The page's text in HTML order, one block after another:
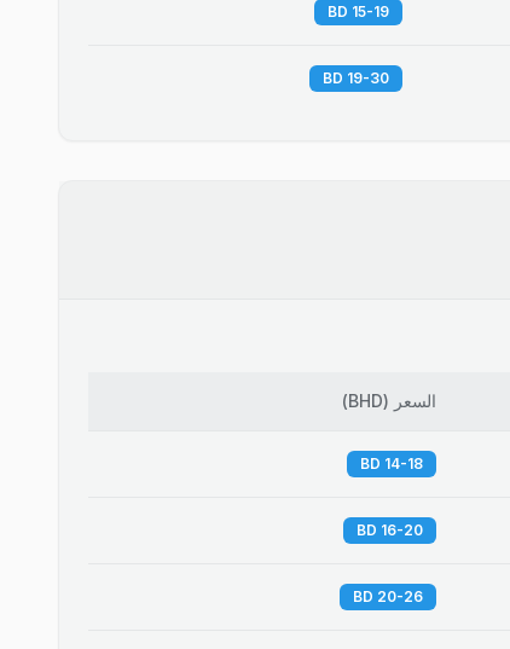
15-19 BD
19-30 BD
السعر (
BHD
)
14-18 BD
16-20 BD
20-26 BD